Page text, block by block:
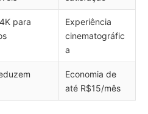
para
Experiência
cinematográfic
a
Economia de
até R$15/mês